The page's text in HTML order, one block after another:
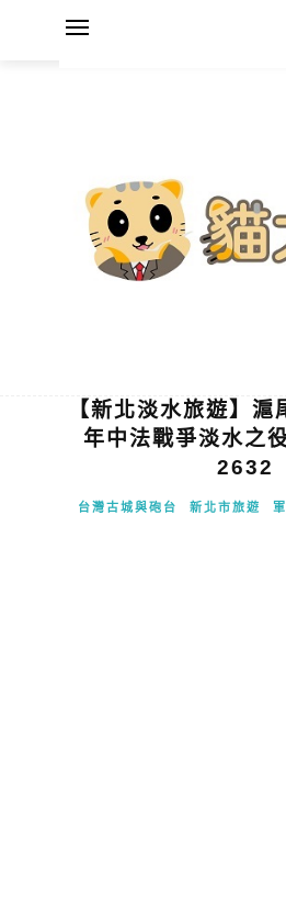
【新北淡水旅遊】
年中法戰爭淡水之
2632
台灣古城與砲台 新北市旅遊